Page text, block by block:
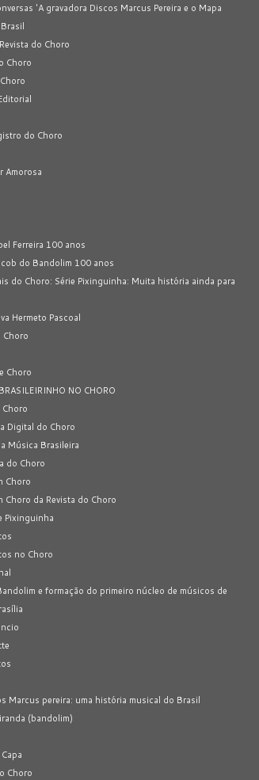
'A gravadora Discos Marcus Pereira e o Mapa
do Choro
Choro
do Choro
Amorosa
Ferreira 100 anos
do Bandolim 100 anos
do Choro: Série Pixinguinha: Muita história ainda para
Hermeto Pascoal
Choro
Choro
NO CHORO
Digital do Choro
Música Brasileira
do Choro
Choro
Choro da Revista do Choro
Pixinguinha
no Choro
e formação do primeiro núcleo de músicos de
Marcus pereira: uma história musical do Brasil
(bandolim)
Choro